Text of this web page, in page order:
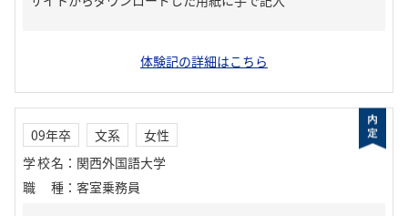
体験記の詳細はこちら
09年卒 文系
女性
学校名 ： 関西外国語大学
職種 ： 客室乗務員